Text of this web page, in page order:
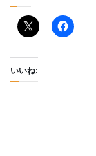
いいね: